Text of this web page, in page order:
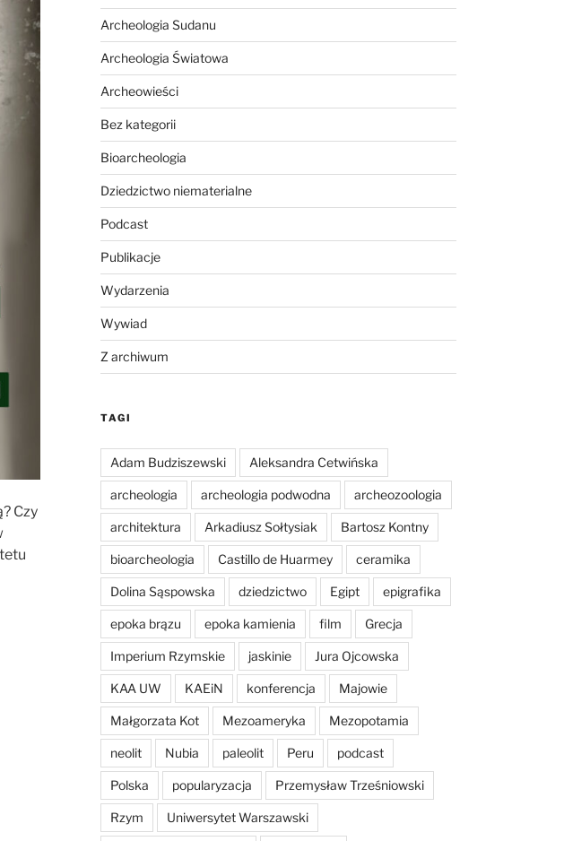
Czy
Archeologia Sudanu
Archeologia Światowa
Archeowieści
Bez kategorii
Bioarcheologia
Dziedzictwo niematerialne
Podcast
Publikacje
Wydarzenia
Wywiad
Z archiwum
TAGI
Adam Budziszewski Aleksandra Cetwińska
archeologia archeologia podwodna archeozoologia
architektura Arkadiusz Sołtysiak Bartosz Kontny
bioarcheologia Castillo de Huarmey ceramika
Dolina Sąspowska dziedzictwo Egipt epigrafika
epoka brązu epoka kamienia film Grecja
Imperium Rzymskie jaskinie Jura Ojcowska
KAA UW KAEiN konferencja Majowie
Małgorzata Kot Mezoameryka Mezopotamia
neolit Nubia paleolit Peru podcast
Polska popularyzacja Przemysław Trześniowski
Rzym Uniwersytet Warszawski